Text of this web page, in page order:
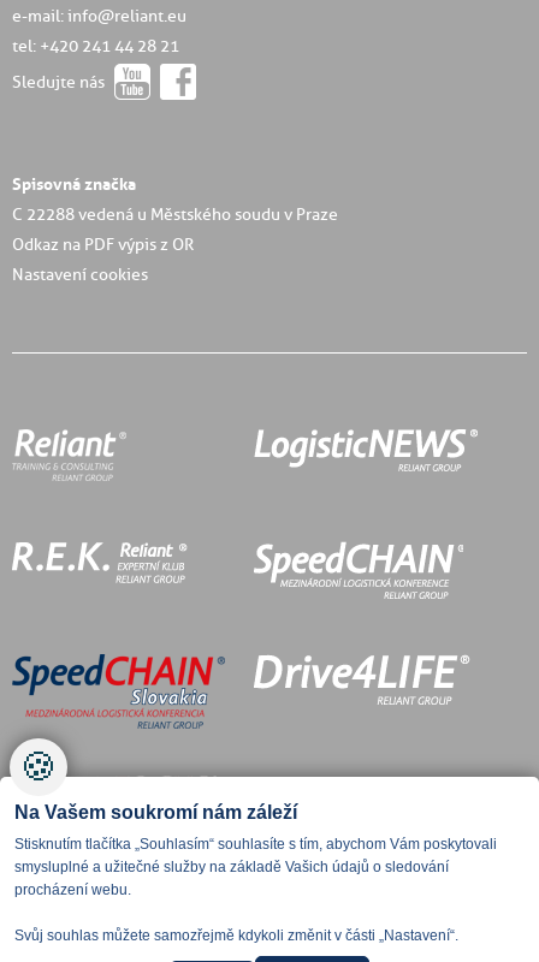
e-mail: info@reliant.eu
tel: +420 241 44 28 21
Sledujte nás
Spisovná značka
C 22288 vedená u Městského soudu v Praze
Odkaz na PDF výpis z OR
Nastavení cookies
🍪
Na Vašem soukromí nám záleží
Stisknutím tlačítka „Souhlasím“ souhlasíte s tím, abychom Vám poskytovali
smysluplné a užitečné služby na základě Vašich údajů o sledování
procházení webu.
Svůj souhlas můžete samozřejmě kdykoli změnit v části „Nastavení“.